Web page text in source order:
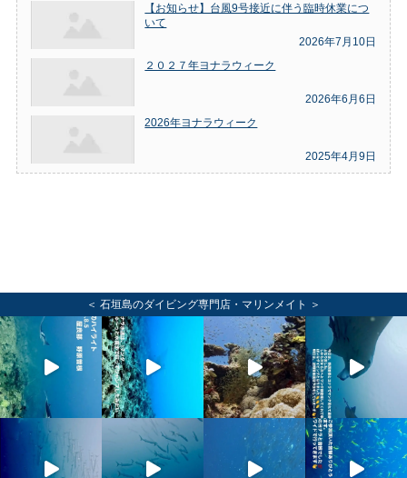
【お知らせ】台風9号接近に伴う臨時休業につ
いて
2026年7月10日
２０２７年ヨナラウィーク
2026年6月6日
2026年ヨナラウィーク
2025年4月9日
＜ 石垣島のダイビング専門店・マリンメイト ＞